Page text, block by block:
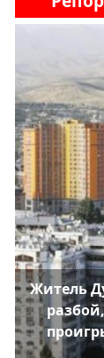
Житель